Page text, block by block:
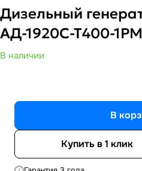
Дизельный
АД-1920С-Т400-
В наличии
В
Купить в 1 клик